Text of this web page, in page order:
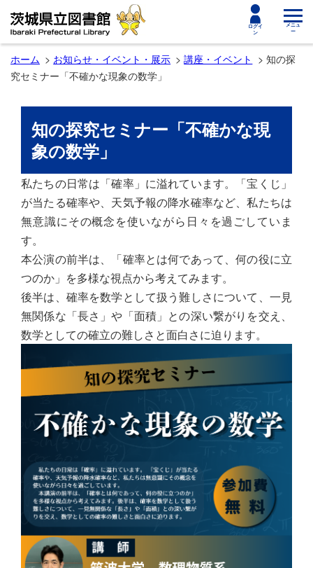
ログイ
ン
toggle
メニュ
ー
ホーム お知らせ・イベント・展示 講座・イベント
知の探
究セミナー「不確かな現象の数学」
知の探究セミナー「不確かな現
象の数学」
私たちの日常は「確率」に溢れています。「宝くじ」
が当たる確率や、天気予報の降水確率など、私たちは
無意識にその概念を使いながら日々を過ごしていま
す。
本公演の前半は、「確率とは何であって、何の役に立
つのか」を多様な視点から考えてみます。
後半は、確率を数学として扱う難しさについて、一見
無関係な「長さ」や「面積」との深い繋がりを交え、
数学としての確立の難しさと面白さに迫ります。